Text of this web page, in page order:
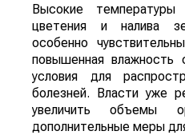
Высокие
цветения и налива
особенно
повышенная влажность
условия для
болезней. Власти уже
увеличить объемы
дополнительные меры